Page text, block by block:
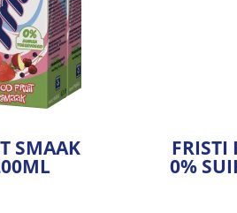
SMAAK FRISTI
0%